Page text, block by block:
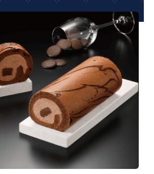
GCU大賽
夢想購物